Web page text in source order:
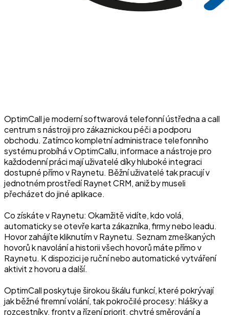
OptimCall je moderní softwarová telefonní ústředna a call
centrum s nástroji pro zákaznickou péči a podporu
obchodu. Zatímco kompletní administrace telefonního
systému probíhá v OptimCallu, informace a nástroje pro
každodenní práci mají uživatelé díky hluboké integraci
dostupné přímo v Raynetu. Běžní uživatelé tak pracují v
jednotném prostředí Raynet CRM, aniž by museli
přecházet do jiné aplikace.
Co získáte v Raynetu: Okamžitě vidíte, kdo volá,
automaticky se otevře karta zákazníka, firmy nebo leadu.
Hovor zahájíte kliknutím v Raynetu. Seznam zmeškaných
hovorů k navolání a historii všech hovorů máte přímo v
Raynetu. K dispozici je ruční nebo automatické vytváření
aktivit z hovoru a další.
OptimCall poskytuje širokou škálu funkcí, které pokrývají
jak běžné firemní volání, tak pokročilé procesy: hlášky a
rozcestníky, fronty a řízení priorit, chytré směrování a